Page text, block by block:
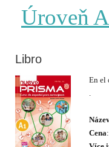
Úroveň
Libro
En el
Cena